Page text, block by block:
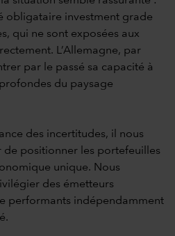
obligataire investment grade
qui ne sont exposées aux
L’Allemagne, par
par le passé sa capacité à
du paysage
des incertitudes, il nous
de positionner les portefeuilles
unique. Nous
des émetteurs
performants indépendamment